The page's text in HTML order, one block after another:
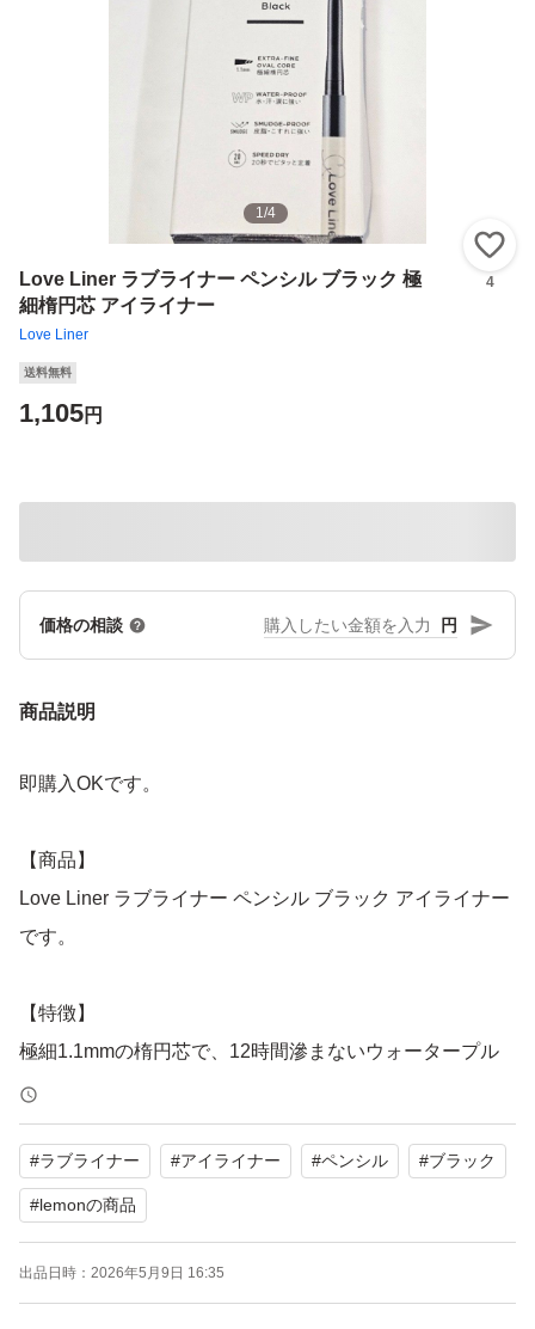
1/4
Love Liner ラブライナー ペンシル ブラック 極
細楕円芯 アイライナー
Love Liner
4
送料無料
1,105円
価格の相談 円
商品説明
即購入OKです。
【商品】
Love Liner ラブライナー ペンシル ブラック アイライナー
です。
【特徴】
極細1.1mmの楕円芯で、12時間滲まないウォータープル
ーフ、スマッジプルーフ仕様です。20秒でピタッと定着
する速乾タイプです。
Love Liner Pencil Black
箱裏側 破れています。
#ラブライナー #アイライナー #ペンシル #ブラック
#lemonの商品
出品日時： 2026年5月9日 16:35